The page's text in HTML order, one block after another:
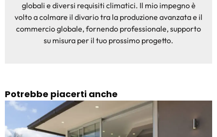
globali e diversi requisiti climatici. Il mio impegno è
volto a colmare il divario tra la produzione avanzata e il
commercio globale, fornendo professionale, supporto
su misura per il tuo prossimo progetto.
Potrebbe piacerti anche